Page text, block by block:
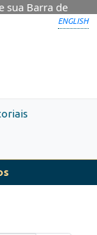
sua Barra de
ENGLISH